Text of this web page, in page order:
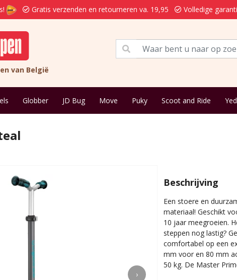
Gratis verzenden en retourneren va. 19,95 Volledige
van België
Globber JD Bug Move Puky Scoot and Ride
›
Beschrijving
Een stoere en
materiaal! Geschikt
10 jaar meegroeien.
steppen nog lastig?
comfortabel op een
mm voor en 80 mm
50 kg. De Master